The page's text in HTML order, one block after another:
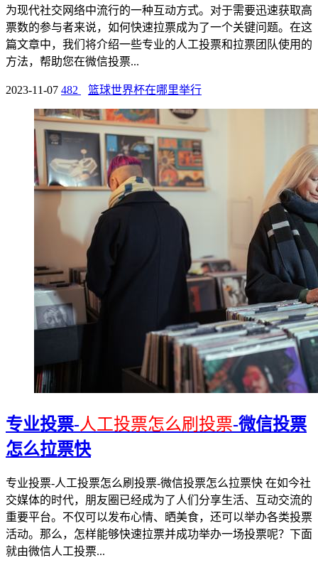
为现代社交网络中流行的一种互动方式。对于需要迅速获取高
票数的参与者来说，如何快速拉票成为了一个关键问题。在这
篇文章中，我们将介绍一些专业的人工投票和拉票团队使用的
方法，帮助您在微信投票...
2023-11-07 482 篮球世界杯在哪里举行
专业投票-人工投票怎么刷投票-微信投票
怎么拉票快
专业投票-人工投票怎么刷投票-微信投票怎么拉票快 在如今社
交媒体的时代，朋友圈已经成为了人们分享生活、互动交流的
重要平台。不仅可以发布心情、晒美食，还可以举办各类投票
活动。那么，怎样能够快速拉票并成功举办一场投票呢？下面
就由微信人工投票...